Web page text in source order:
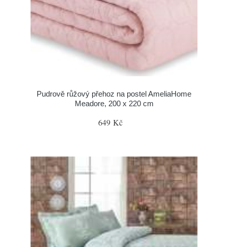
Pudrově růžový přehoz na postel AmeliaHome
Meadore, 200 x 220 cm
649 Kč